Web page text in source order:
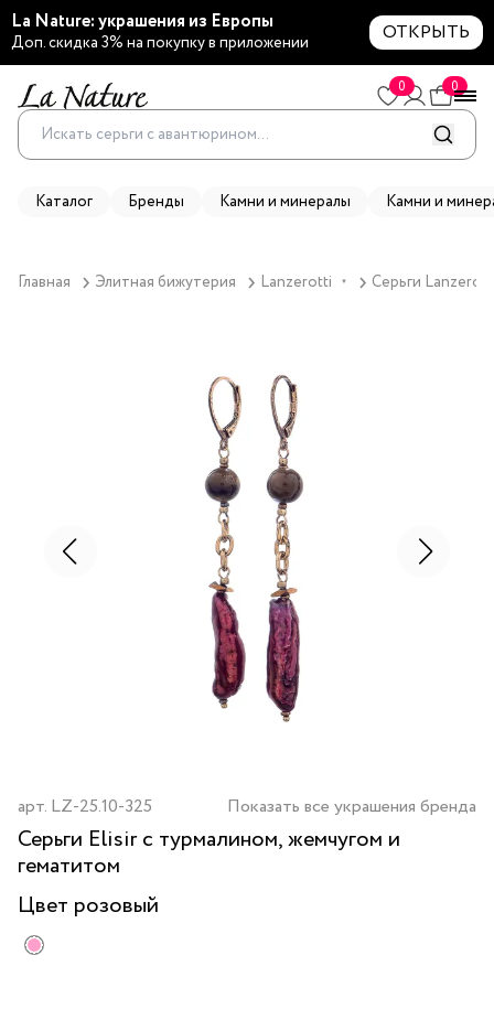
La Nature: украшения из Европы
Доп. скидка 3% на покупку в приложении ОТКРЫТЬ
0 0
Каталог Бренды Камни и минералы Камни и
Главная Элитная бижутерия Lanzerotti ▼ Серьги
арт. LZ-25.10-325 Показать все украшения бренда
Серьги Elisir с турмалином, жемчугом и
гематитом
Цвет розовый